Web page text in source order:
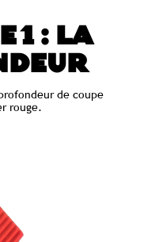
1 : LA
de coupe
rouge.